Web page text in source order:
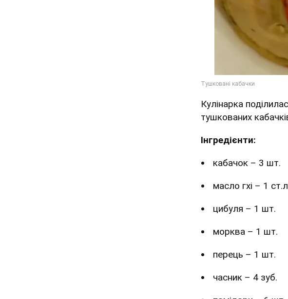
Кулінарка
тушкованих
Інгредієнти:
кабачок – 3 шт.
масло гхі – 1
цибуля – 1 шт.
морква – 1 шт.
перець – 1 шт.
часник – 4 зуб.